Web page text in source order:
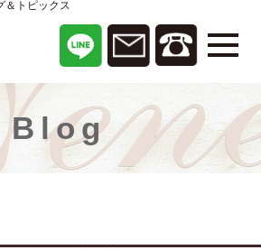
＆トピックス
Blog